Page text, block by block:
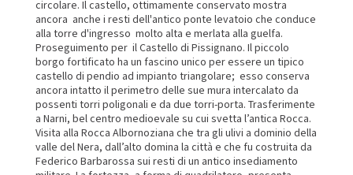
circolare. Il castello, ottimamente conservato mostra
ancora anche i resti dell'antico ponte levatoio che conduce
alla torre d'ingresso molto alta e merlata alla guelfa.
Proseguimento per il Castello di Pissignano. Il piccolo
borgo fortificato ha un fascino unico per essere un tipico
castello di pendio ad impianto triangolare; esso conserva
ancora intatto il perimetro delle sue mura intercalato da
possenti torri poligonali e da due torri-porta. Trasferimente
a Narni, bel centro medioevale su cui svetta l’antica Rocca.
Visita alla Rocca Albornoziana che tra gli ulivi a dominio della
valle del Nera, dall’alto domina la città e che fu costruita da
Federico Barbarossa sui resti di un antico insediamento